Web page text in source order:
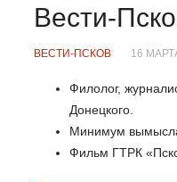
Вести-
ВЕСТИ-ПСКОВ 16
Филолог,
Донецкого.
Минимум
Фильм ГТРК